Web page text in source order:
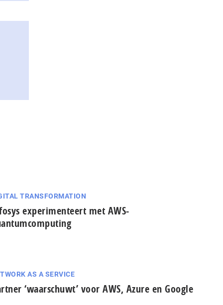
TRANSFORMATION
experimenteert met AWS-
AS A SERVICE
‘waarschuwt’ voor AWS, Azure en Google